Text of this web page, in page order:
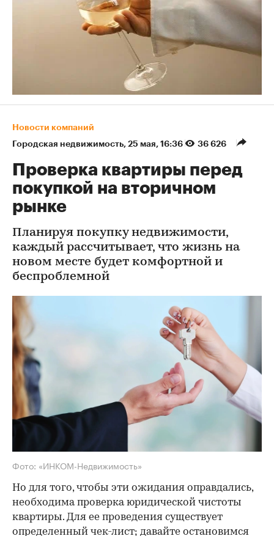
Новости компаний
Городская недвижимость⁠, 25 мая, 16:36 36 626
Проверка квартиры перед
покупкой на вторичном
рынке
Планируя покупку недвижимости,
каждый рассчитывает, что жизнь на
новом месте будет комфортной и
беспроблемной
Фото: «ИНКОМ-Недвижимость»
Но для того, чтобы эти ожидания оправдались,
необходима проверка юридической чистоты
квартиры. Для ее проведения существует
определенный чек-лист; давайте остановимся